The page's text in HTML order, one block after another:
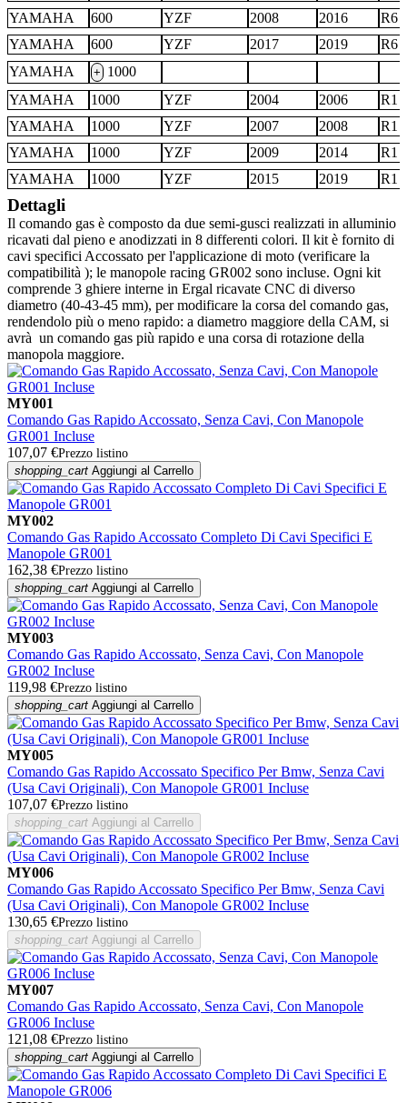
YAMAHA
600 YZF 2008 2016
R6
YAMAHA
600 YZF 2017 2019
R6
YAMAHA
+ 1000
YAMAHA
1000 YZF 2004 2006
R1
YAMAHA
1000 YZF 2007 2008
R1
YAMAHA
1000 YZF 2009 2014
R1
YAMAHA
1000 YZF 2015 2019 R1
Dettagli
Il comando gas è composto da due semi-gusci realizzati in alluminio
ricavati dal pieno e anodizzati in 8 differenti colori. Il kit è fornito di
cavi specifici Accossato per l'applicazione di moto (verificare la
compatibilità ); le manopole racing GR002 sono incluse. Ogni kit
comprende 3 ghiere interne in Ergal ricavate CNC di diverso
diametro (40-43-45 mm), per modificare la corsa del comando gas,
rendendolo più o meno rapido: a diametro maggiore della CAM, si
avrà un comando gas più rapido e una corsa di rotazione della
manopola maggiore.
MY001
Comando Gas Rapido Accossato, Senza Cavi, Con Manopole
GR001 Incluse
107,07 €Prezzo listino
shopping_cart Aggiungi al Carrello
MY002
Comando Gas Rapido Accossato Completo Di Cavi Specifici E
Manopole GR001
162,38 €Prezzo listino
shopping_cart Aggiungi al Carrello
MY003
Comando Gas Rapido Accossato, Senza Cavi, Con Manopole
GR002 Incluse
119,98 €Prezzo listino
shopping_cart Aggiungi al Carrello
MY005
Comando Gas Rapido Accossato Specifico Per Bmw, Senza Cavi
(Usa Cavi Originali), Con Manopole GR001 Incluse
107,07 €Prezzo listino
shopping_cart Aggiungi al Carrello
MY006
Comando Gas Rapido Accossato Specifico Per Bmw, Senza Cavi
(Usa Cavi Originali), Con Manopole GR002 Incluse
130,65 €Prezzo listino
shopping_cart Aggiungi al Carrello
MY007
Comando Gas Rapido Accossato, Senza Cavi, Con Manopole
GR006 Incluse
121,08 €Prezzo listino
shopping_cart Aggiungi al Carrello